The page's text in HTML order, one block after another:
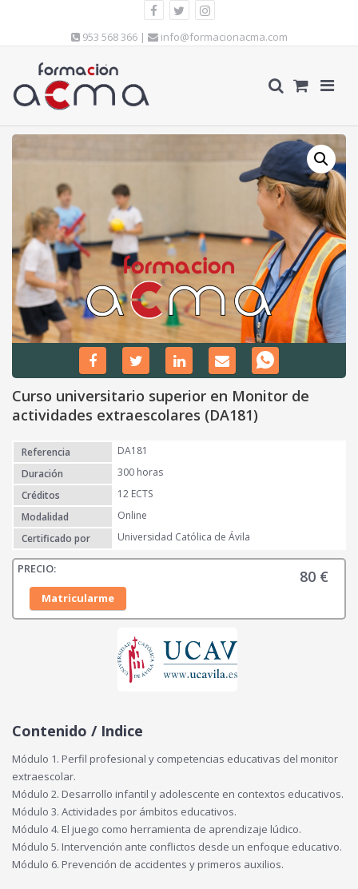
953 568 366 | info@formacionacma.com
Curso universitario superior en Monitor de
actividades extraescolares (DA181)
Referencia
DA181
Duración
300 horas
Créditos
12 ECTS
Modalidad
Online
Certificado por
Universidad Católica de Ávila
80 €
Matricularme
Contenido / Indice
Módulo 1. Perfil profesional y competencias educativas del monitor
extraescolar.
Módulo 2. Desarrollo infantil y adolescente en contextos educativos.
Módulo 3. Actividades por ámbitos educativos.
Módulo 4. El juego como herramienta de aprendizaje lúdico.
Módulo 5. Intervención ante conflictos desde un enfoque educativo.
Módulo 6. Prevención de accidentes y primeros auxilios.